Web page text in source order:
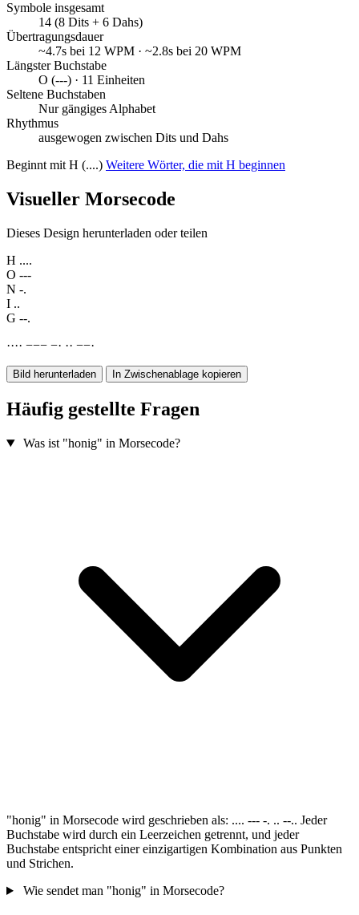
Symbole insgesamt
14 (8 Dits + 6 Dahs)
Übertragungsdauer
~4.7s bei 12 WPM · ~2.8s bei 20 WPM
Längster Buchstabe
O (---) · 11 Einheiten
Seltene Buchstaben
Nur gängiges Alphabet
Rhythmus
ausgewogen zwischen Dits und Dahs
Beginnt mit H (....) Weitere Wörter, die mit H beginnen
Visueller Morsecode
Dieses Design herunterladen oder teilen
H ....
O ---
N -.
I ..
G --.
···· −−− −· ·· −−·
Bild herunterladen In Zwischenablage kopieren
Häufig gestellte Fragen
Was ist "honig" in Morsecode?
"honig" in Morsecode wird geschrieben als: .... --- -. .. --.. Jeder
Buchstabe wird durch ein Leerzeichen getrennt, und jeder
Buchstabe entspricht einer einzigartigen Kombination aus Punkten
und Strichen.
Wie sendet man "honig" in Morsecode?